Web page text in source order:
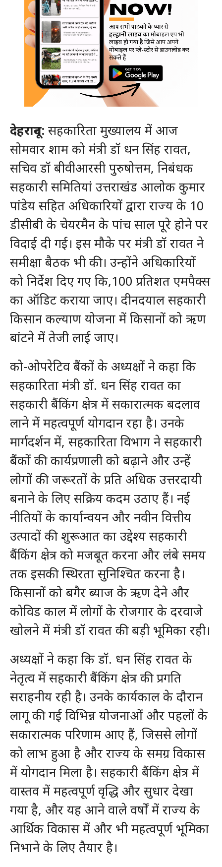
देहरादून: सहकारिता मुख्यालय में आज
सोमवार शाम को मंत्री डॉ धन सिंह रावत,
सचिव डॉ बीवीआरसी पुरुषोत्तम, निबंधक
सहकारी समितियां उत्तराखंड आलोक कुमार
पांडेय सहित अधिकारियों द्वारा राज्य के 10
डीसीबी के चेयरमैन के पांच साल पूरे होने पर
विदाई दी गई। इस मौके पर मंत्री डॉ रावत ने
समीक्षा बैठक भी की। उन्होंने अधिकारियों
को निर्देश दिए गए कि,100 प्रतिशत एमपैक्स
का ऑडिट कराया जाए। दीनदयाल सहकारी
किसान कल्याण योजना में किसानों को ऋण
बांटने में तेजी लाई जाए।
को-ओपरेटिव बैंकों के अध्यक्षों ने कहा कि
सहकारिता मंत्री डॉ. धन सिंह रावत का
सहकारी बैंकिंग क्षेत्र में सकारात्मक बदलाव
लाने में महत्वपूर्ण योगदान रहा है। उनके
मार्गदर्शन में, सहकारिता विभाग ने सहकारी
बैंकों की कार्यप्रणाली को बढ़ाने और उन्हें
लोगों की जरूरतों के प्रति अधिक उत्तरदायी
बनाने के लिए सक्रिय कदम उठाए हैं। नई
नीतियों के कार्यान्वयन और नवीन वित्तीय
उत्पादों की शुरूआत का उद्देश्य सहकारी
बैंकिंग क्षेत्र को मजबूत करना और लंबे समय
तक इसकी स्थिरता सुनिश्चित करना है।
किसानों को बगैर ब्याज के ऋण देने और
कोविड काल में लोगों के रोजगार के दरवाजे
खोलने में मंत्री डॉ रावत की बड़ी भूमिका रही।
अध्यक्षों ने कहा कि डॉ. धन सिंह रावत के
नेतृत्व में सहकारी बैंकिंग क्षेत्र की प्रगति
सराहनीय रही है। उनके कार्यकाल के दौरान
लागू की गई विभिन्न योजनाओं और पहलों के
सकारात्मक परिणाम आए हैं, जिससे लोगों
को लाभ हुआ है और राज्य के समग्र विकास
में योगदान मिला है। सहकारी बैंकिंग क्षेत्र में
वास्तव में महत्वपूर्ण वृद्धि और सुधार देखा
गया है, और यह आने वाले वर्षों में राज्य के
आर्थिक विकास में और भी महत्वपूर्ण भूमिका
निभाने के लिए तैयार है।